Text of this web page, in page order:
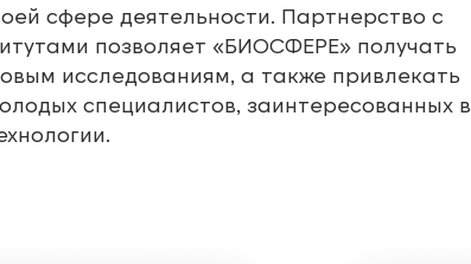
сфере деятельности. Партнерство с
позволяет «БИОСФЕРЕ» получать
исследованиям, а также привлекать
специалистов, заинтересованных в